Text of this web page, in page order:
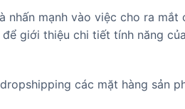
nhấn mạnh vào việc cho ra
giới thiệu chi tiết tính năng
các mặt hàng sản